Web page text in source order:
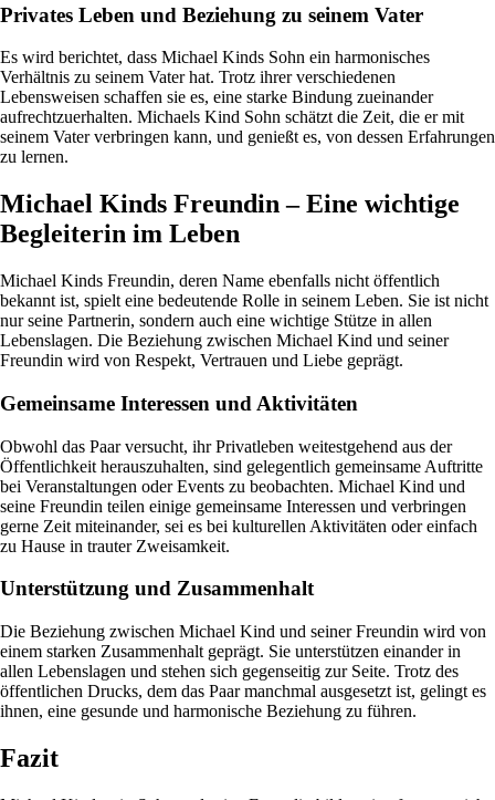
Privates Leben und Beziehung zu seinem Vater
Es wird berichtet, dass Michael Kinds Sohn ein harmonisches
Verhältnis zu seinem Vater hat. Trotz ihrer verschiedenen
Lebensweisen schaffen sie es, eine starke Bindung zueinander
aufrechtzuerhalten. Michaels Kind Sohn schätzt die Zeit, die er mit
seinem Vater verbringen kann, und genießt es, von dessen Erfahrungen
zu lernen.
Michael Kinds Freundin – Eine wichtige
Begleiterin im Leben
Michael Kinds Freundin, deren Name ebenfalls nicht öffentlich
bekannt ist, spielt eine bedeutende Rolle in seinem Leben. Sie ist nicht
nur seine Partnerin, sondern auch eine wichtige Stütze in allen
Lebenslagen. Die Beziehung zwischen Michael Kind und seiner
Freundin wird von Respekt, Vertrauen und Liebe geprägt.
Gemeinsame Interessen und Aktivitäten
Obwohl das Paar versucht, ihr Privatleben weitestgehend aus der
Öffentlichkeit herauszuhalten, sind gelegentlich gemeinsame Auftritte
bei Veranstaltungen oder Events zu beobachten. Michael Kind und
seine Freundin teilen einige gemeinsame Interessen und verbringen
gerne Zeit miteinander, sei es bei kulturellen Aktivitäten oder einfach
zu Hause in trauter Zweisamkeit.
Unterstützung und Zusammenhalt
Die Beziehung zwischen Michael Kind und seiner Freundin wird von
einem starken Zusammenhalt geprägt. Sie unterstützen einander in
allen Lebenslagen und stehen sich gegenseitig zur Seite. Trotz des
öffentlichen Drucks, dem das Paar manchmal ausgesetzt ist, gelingt es
ihnen, eine gesunde und harmonische Beziehung zu führen.
Fazit